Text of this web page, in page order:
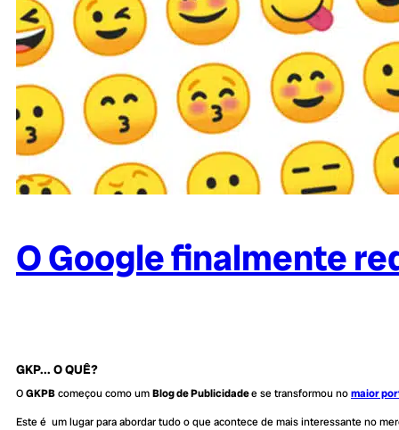
O Google finalmente
GKP... O QUÊ?
OGKPBcomeçou como umBlog de Publicidadee se transformou nomaior
Este é um lugar para abordar tudo o que acontece de mais interessante no